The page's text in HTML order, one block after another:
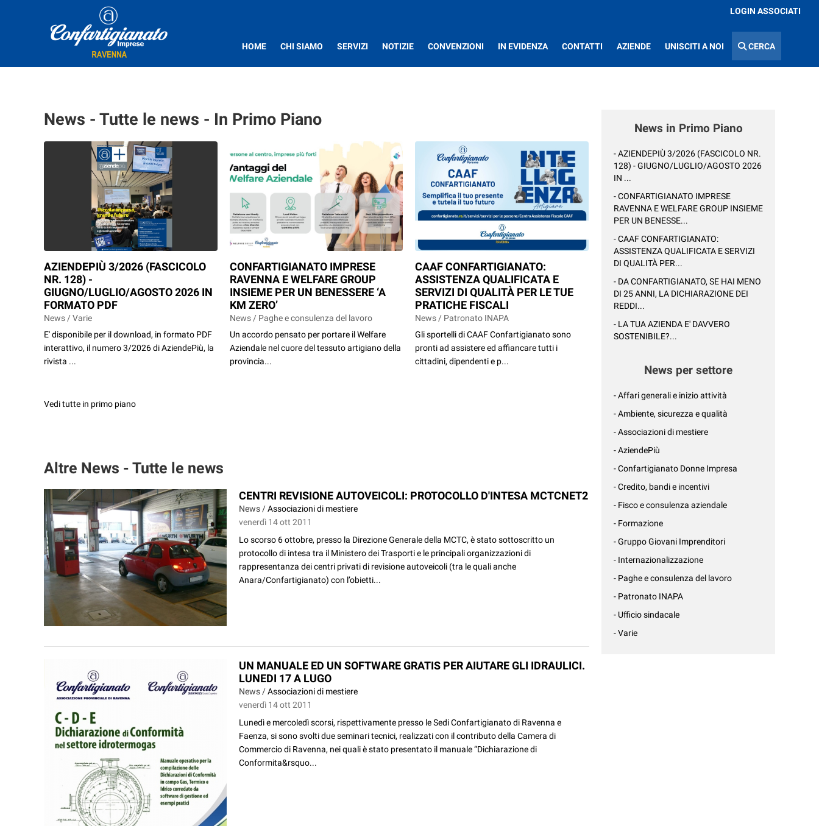
LOGIN ASSOCIATI
HOME CHI SIAMO SERVIZI NOTIZIE CONVENZIONI IN EVIDENZA CONTATTI AZIENDE UNISCITI A NOI CERCA
News - Tutte le news - In Primo Piano
AZIENDEPIÙ 3/2026 (FASCICOLO
NR. 128) -
GIUGNO/LUGLIO/AGOSTO 2026 IN
FORMATO PDF
News / Varie
E' disponibile per il download, in formato PDF
interattivo, il numero 3/2026 di AziendePiù, la
rivista ...
CONFARTIGIANATO IMPRESE
RAVENNA E WELFARE GROUP
INSIEME PER UN BENESSERE ‘A
KM ZERO’
News / Paghe e consulenza del lavoro
Un accordo pensato per portare il Welfare
Aziendale nel cuore del tessuto artigiano della
provincia...
CAAF CONFARTIGIANATO:
ASSISTENZA QUALIFICATA E
SERVIZI DI QUALITÀ PER LE TUE
PRATICHE FISCALI
News / Patronato INAPA
Gli sportelli di CAAF Confartigianato sono
pronti ad assistere ed affiancare tutti i
cittadini, dipendenti e p...
Vedi tutte in primo piano
Altre News - Tutte le news
CENTRI REVISIONE AUTOVEICOLI: PROTOCOLLO D'INTESA MCTCNET2
News /Associazioni di mestiere
venerdì 14 ott 2011
Lo scorso 6 ottobre, presso la Direzione Generale della MCTC, è stato sottoscritto un
protocollo di intesa tra il Ministero dei Trasporti e le principali organizzazioni di
rappresentanza dei centri privati di revisione autoveicoli (tra le quali anche
Anara/Confartigianato) con l’obietti...
UN MANUALE ED UN SOFTWARE GRATIS PER AIUTARE GLI IDRAULICI.
LUNEDI 17 A LUGO
News /Associazioni di mestiere
venerdì 14 ott 2011
Lunedì e mercoledì scorsi, rispettivamente presso le Sedi Confartigianato di Ravenna e
Faenza, si sono svolti due seminari tecnici, realizzati con il contributo della Camera di
Commercio di Ravenna, nei quali è stato presentato il manuale “Dichiarazione di
Conformita&rsquo...
News in Primo Piano
- AZIENDEPIÙ 3/2026 (FASCICOLO NR.
128) - GIUGNO/LUGLIO/AGOSTO 2026
IN ...
- CONFARTIGIANATO IMPRESE
RAVENNA E WELFARE GROUP INSIEME
PER UN BENESSE...
- CAAF CONFARTIGIANATO:
ASSISTENZA QUALIFICATA E SERVIZI
DI QUALITÀ PER...
- DA CONFARTIGIANATO, SE HAI MENO
DI 25 ANNI, LA DICHIARAZIONE DEI
REDDI...
- LA TUA AZIENDA E' DAVVERO
SOSTENIBILE?...
News per settore
- Affari generali e inizio attività
- Ambiente, sicurezza e qualità
- Associazioni di mestiere
- AziendePiù
- Confartigianato Donne Impresa
- Credito, bandi e incentivi
- Fisco e consulenza aziendale
- Formazione
- Gruppo Giovani Imprenditori
- Internazionalizzazione
- Paghe e consulenza del lavoro
- Patronato INAPA
- Ufficio sindacale
- Varie